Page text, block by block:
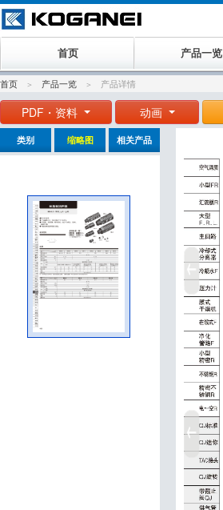
首页 产品一览
首页 产品一览 产品详情
PDF・资料 动画
类别 缩略图 相关产品